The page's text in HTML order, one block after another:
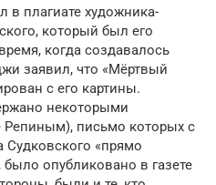
в плагиате художника-
который был его
когда создавалось
заявил, что «Мёртвый
с его картины.
некоторыми
письмо которых с
Судковского «прямо
опубликовано в газете